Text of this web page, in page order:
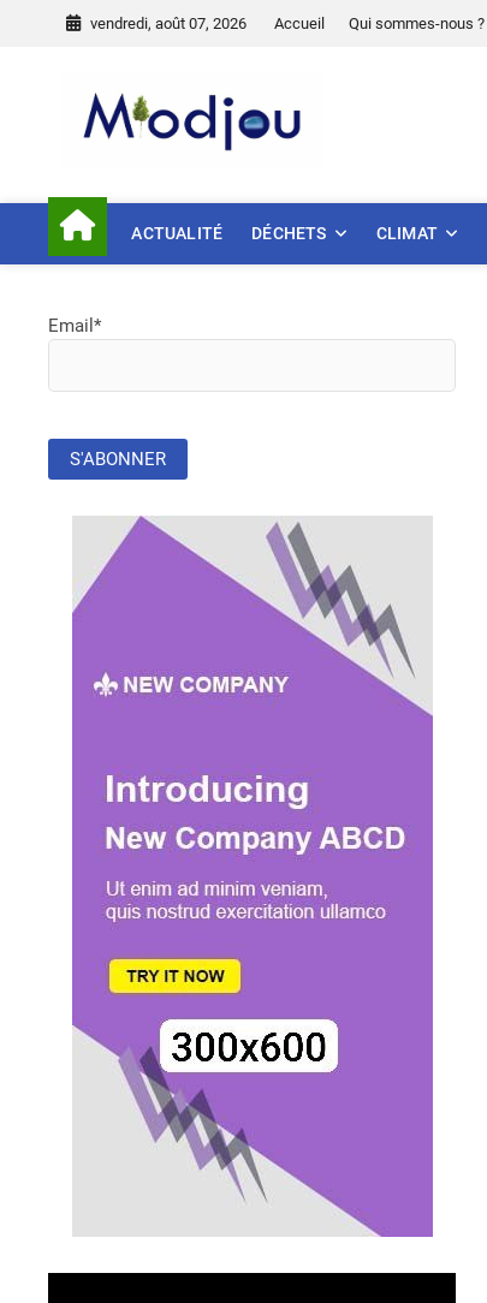
vendredi, août 07, 2026 Accueil Qui sommes-nous ?
ACTUALITÉ DÉCHETS CLIMAT
Email*